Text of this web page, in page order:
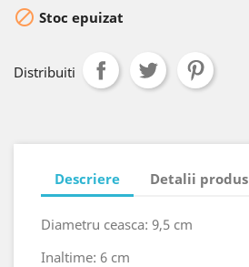
 Stoc epuizat
Distribuiti
Descriere Detalii produs
Diametru ceasca: 9,5 cm
Inaltime: 6 cm